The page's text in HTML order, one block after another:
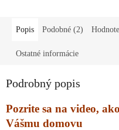
Popis Podobné (2)
Ostatné informácie
Podrobný popis
Pozrite sa na video,
Vášmu domovu